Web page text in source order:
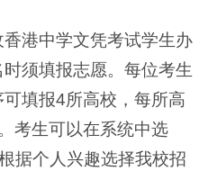
港中学文凭考试学生办
须填报志愿。每位考生
填报4所高校，每所高
考生可以在系统中选
据个人兴趣选择我校招